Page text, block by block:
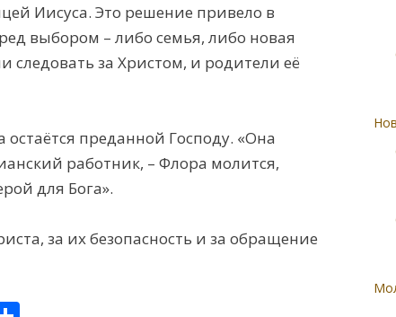
Иисуса. Это решение привело в
выбором – либо семья, либо новая
следовать за Христом, и родители её
преданной Господу. «Она
работник, – Флора молится,
для Бога».
за их безопасность и за обращение